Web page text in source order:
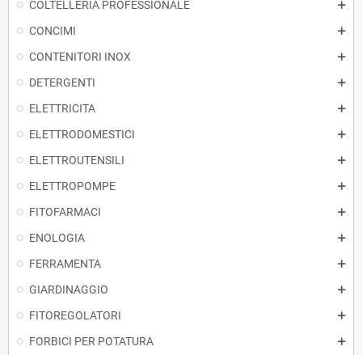
COLTELLERIA PROFESSIONALE
CONCIMI
CONTENITORI INOX
DETERGENTI
ELETTRICITA
ELETTRODOMESTICI
ELETTROUTENSILI
ELETTROPOMPE
FITOFARMACI
ENOLOGIA
FERRAMENTA
GIARDINAGGIO
FITOREGOLATORI
FORBICI PER POTATURA